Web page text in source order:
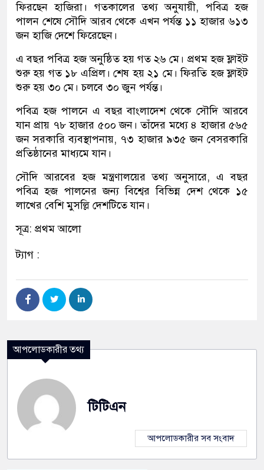
ফিরছেন হাজিরা। গতকালের তথ্য অনুযায়ী, পবিত্র হজ
পালন শেষে সৌদি আরব থেকে এখন পর্যন্ত ১১ হাজার ৬১৩
জন হাজি দেশে ফিরেছেন।
এ বছর পবিত্র হজ অনুষ্ঠিত হয় গত ২৬ মে। প্রথম হজ ফ্লাইট
শুরু হয় গত ১৮ এপ্রিল। শেষ হয় ২১ মে। ফিরতি হজ ফ্লাইট
শুরু হয় ৩০ মে। চলবে ৩০ জুন পর্যন্ত।
পবিত্র হজ পালনে এ বছর বাংলাদেশ থেকে সৌদি আরবে
যান প্রায় ৭৮ হাজার ৫০০ জন। তাঁদের মধ্যে ৪ হাজার ৫৬৫
জন সরকারি ব্যবস্থাপনায়, ৭৩ হাজার ৯৩৫ জন বেসরকারি
প্রতিষ্ঠানের মাধ্যমে যান।
সৌদি আরবের হজ মন্ত্রণালয়ের তথ্য অনুসারে, এ বছর
পবিত্র হজ পালনের জন্য বিশ্বের বিভিন্ন দেশ থেকে ১৫
লাখের বেশি মুসল্লি দেশটিতে যান।
সূত্র: প্রথম আলো
ট্যাগ :
আপলোডকারীর তথ্য
টিটিএন
আপলোডকারীর সব সংবাদ